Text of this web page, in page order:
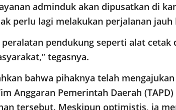
adminduk akan dipusatkan di
perlu lagi melakukan perjalanan
pendukung seperti alat cetak
tegasnya.
bahwa pihaknya telah
Anggaran Pemerintah Daerah
tersebut. Meskipun optimistis, ia